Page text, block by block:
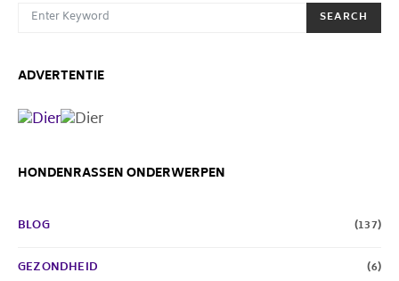
SEARCH FOR:
SEARCH
ADVERTENTIE
HONDENRASSEN ONDERWERPEN
BLOG (137)
GEZONDHEID (6)